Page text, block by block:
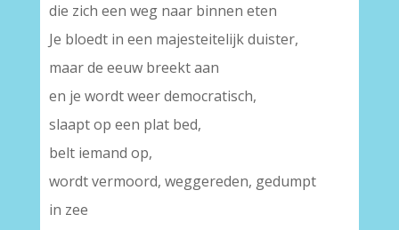
die zich een weg naar binnen eten
Je bloedt in een majesteitelijk duister,
maar de eeuw breekt aan
en je wordt weer democratisch,
slaapt op een plat bed,
belt iemand op,
wordt vermoord, weggereden, gedumpt
in zee